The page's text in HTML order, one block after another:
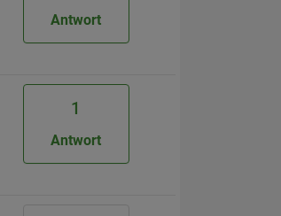
Antwort
1
Antwort